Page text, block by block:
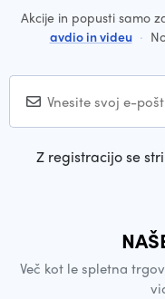
Akcije in popusti samo
avdio in videu ·
Z registracijo se
Več kot le spletna